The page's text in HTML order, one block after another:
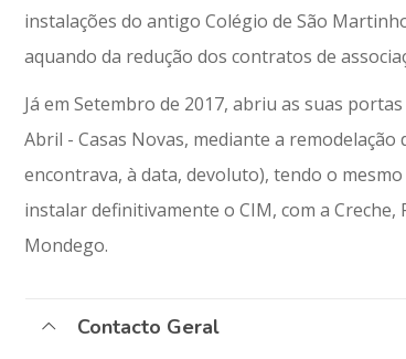
instalações do antigo Colégio de São
aquando da redução dos contratos de
Já em Setembro de 2017, abriu as suas
Abril - Casas Novas, mediante a
encontrava, à data, devoluto), tendo o
instalar definitivamente o CIM, com a
Mondego.
Contacto Geral